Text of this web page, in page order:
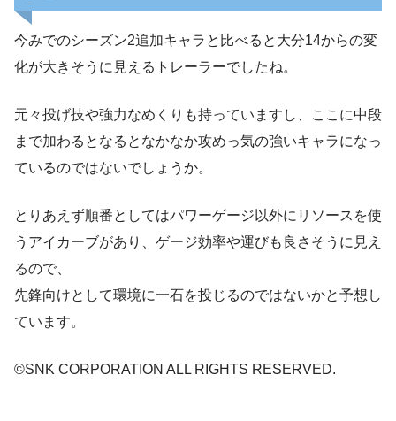
今みでのシーズン2追加キャラと比べると大分14からの変
化が大きそうに見えるトレーラーでしたね。
元々投げ技や強力なめくりも持っていますし、ここに中段
まで加わるとなるとなかなか攻めっ気の強いキャラになっ
ているのではないでしょうか。
とりあえず順番としてはパワーゲージ以外にリソースを使
うアイカーブがあり、ゲージ効率や運びも良さそうに見え
るので、
先鋒向けとして環境に一石を投じるのではないかと予想し
ています。
©SNK CORPORATION ALL RIGHTS RESERVED.